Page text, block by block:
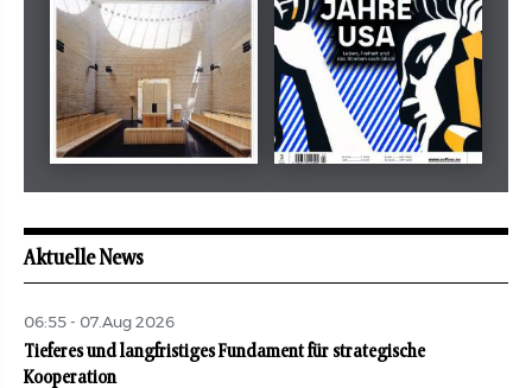
revue juive aufbau
Aktuelle News
06:55 - 07.Aug 2026
Tieferes und langfristiges Fundament für strategische
Kooperation